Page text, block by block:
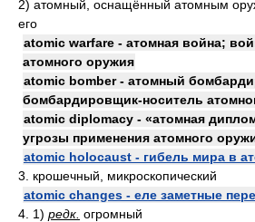
2) атомный, оснащённый атомным
его
atomic warfare - атомная война;
атомного оружия
atomic bomber - атомный
бомбардировщик-носитель
atomic diplomacy - «атомная
угрозы применения атомного
atomic holocaust - гибель мира в
3. крошечный, микроскопический
atomic changes - еле заметные
4. 1) редк. огромный